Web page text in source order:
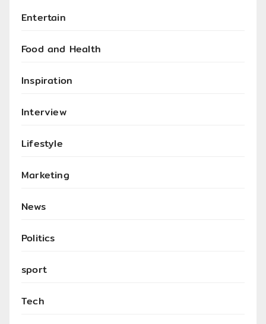
Entertain
Food and Health
Inspiration
Interview
Lifestyle
Marketing
News
Politics
sport
Tech